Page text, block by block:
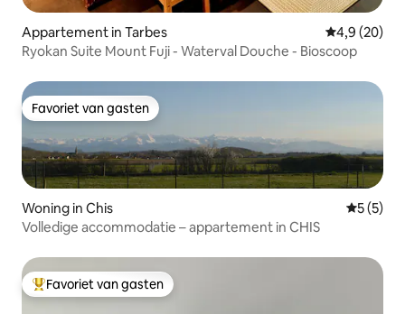
Appartement in Tarbes Gemiddelde
4,9 (20)
Ryokan Suite Mount Fuji - Waterval Douche - Bioscoop
Favoriet van gasten
Favoriet van gasten
Woning in Chis
5 (5)
Volledige accommodatie – appartement in CHIS
Topfavoriet van gasten
Favoriet van gasten